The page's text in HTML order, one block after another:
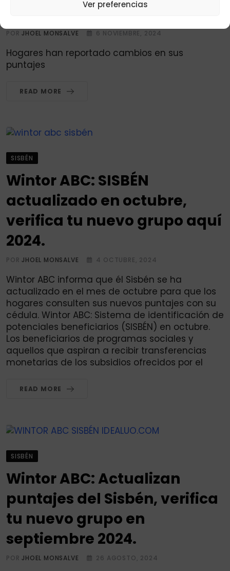
Ver preferencias
link oficial 2024.
PORJHOEL MONSALVE 6 NOVIEMBRE, 2024
Hogares han reportado cambios en sus
puntajes
READ MORE
SISBÉN
Wintor ABC: SISBÉN
actualizado en octubre,
verifica tu nuevo grupo aquí
2024.
PORJHOEL MONSALVE 4 OCTUBRE, 2024
Wintor ABC informa que él Sisbén se ha
actualizado en el mes de octubre para que los
hogares consulten sus nuevos puntajes con su
cédula. Wintor ABC: Sistema de identificación de
potenciales beneficiarios (SISBÉN) en octubre.
Los beneficiarios de programas sociales y
aquellos que aspiran a recibir transferencias
monetarias de los subsidios ofrecidos por el
READ MORE
SISBÉN
Wintor ABC: Actualizan
puntajes del Sisbén, verifica
tu nuevo grupo en
septiembre 2024.
PORJHOEL MONSALVE 26 AGOSTO, 2024